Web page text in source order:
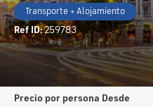
Transporte + Alojamiento
Ref ID:259783
precio por persona Desde